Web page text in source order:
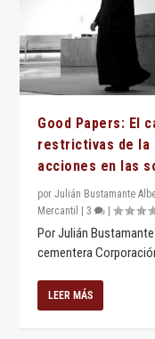
Good Papers: El
restrictivas de la
acciones en las
porJulián Bustamante
Mercantil
|3 |
Por Julián
cementera
LEER MÁS